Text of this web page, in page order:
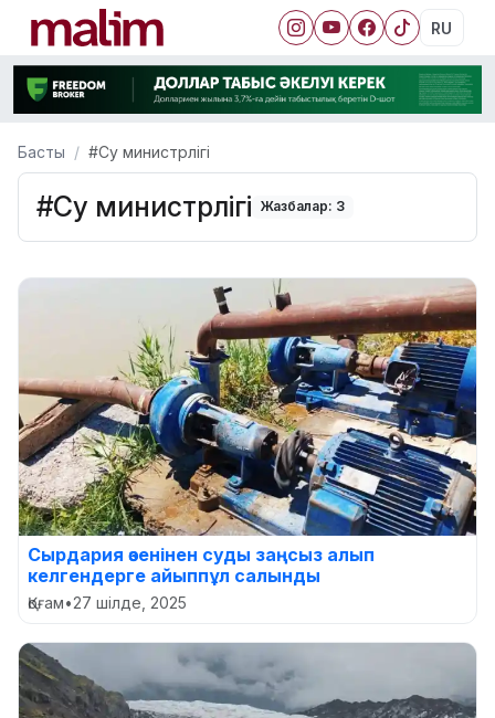
RU
Басты #Су министрлігі
#Су министрлігі Жазбалар: 3
Сырдария өзенінен суды заңсыз алып
келгендерге айыппұл салынды
Қоғам•27 шілде, 2025